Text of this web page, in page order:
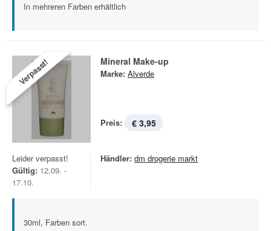
In mehreren Farben erhältlich
Verpasst! Mineral Make-up
Marke: Alverde
Preis: € 3,95
Leider verpasst!
Gültig: 12.09. -
17.10.
Händler: dm drogerie markt
30ml, Farben sort.